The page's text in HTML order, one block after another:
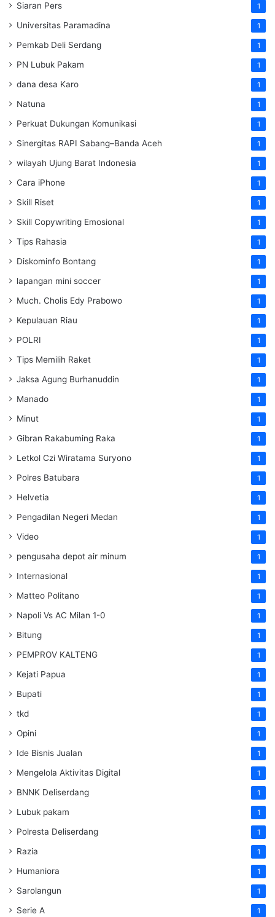
Siaran Pers 1
Universitas Paramadina 1
Pemkab Deli Serdang 1
PN Lubuk Pakam 1
dana desa Karo 1
Natuna 1
Perkuat Dukungan Komunikasi 1
Sinergitas RAPI Sabang–Banda Aceh 1
wilayah Ujung Barat Indonesia 1
Cara iPhone 1
Skill Riset 1
Skill Copywriting Emosional 1
Tips Rahasia 1
Diskominfo Bontang 1
lapangan mini soccer 1
Much. Cholis Edy Prabowo 1
Kepulauan Riau 1
POLRI 1
Tips Memilih Raket 1
Jaksa Agung Burhanuddin 1
Manado 1
Minut 1
Gibran Rakabuming Raka 1
Letkol Czi Wiratama Suryono 1
Polres Batubara 1
Helvetia 1
Pengadilan Negeri Medan 1
Video 1
pengusaha depot air minum 1
Internasional 1
Matteo Politano 1
Napoli Vs AC Milan 1-0 1
Bitung 1
PEMPROV KALTENG 1
Kejati Papua 1
Bupati 1
tkd 1
Opini 1
Ide Bisnis Jualan 1
Mengelola Aktivitas Digital 1
BNNK Deliserdang 1
Lubuk pakam 1
Polresta Deliserdang 1
Razia 1
Humaniora 1
Sarolangun 1
Serie A 1